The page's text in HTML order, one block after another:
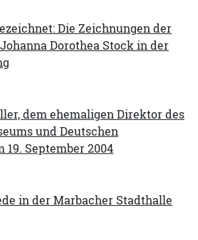
Die Zeichnungen der
Dorothea Stock in der
dem ehemaligen Direktor des
und Deutschen
September 2004
in der Marbacher Stadthalle